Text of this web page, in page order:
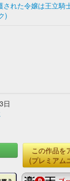
された令嬢は王立騎
)
日
この作品を
(プレミアム